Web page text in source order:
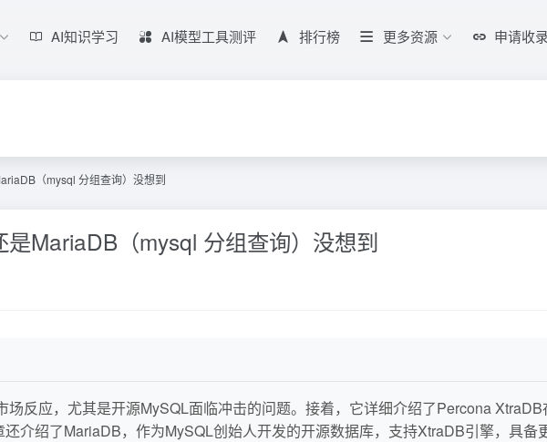
AI知识学习 AI模型工具测评 排行榜 更多资源 申请收
（mysql 分组查询）没想到
MariaDB（mysql 分组查询）没想到
反应，尤其是开源MySQL面临冲击的问题。接着，它详细介绍了Percona
介绍了MariaDB，作为MySQL创始人开发的开源数据库，支持XtraDB引擎，具备